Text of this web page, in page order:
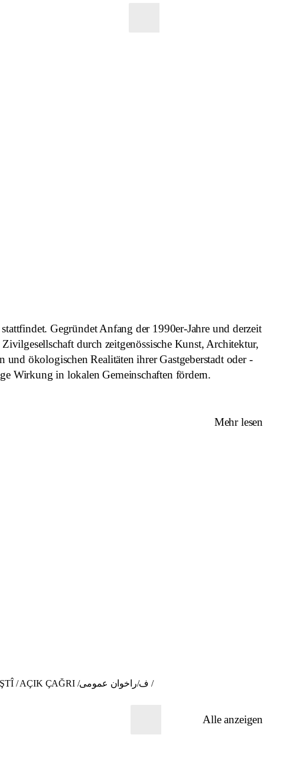
Gegründet Anfang der 1990er-Jahre und derzeit
durch zeitgenössische Kunst, Architektur,
ökologischen Realitäten ihrer Gastgeberstadt oder -
Wirkung in lokalen Gemeinschaften fördern.
Mehr lesen
Teilnehmende gesucht! Der Stoff aus dem die Nachbarschaft besteht - „Näh-Aktionen“/ BANGA GIŞTÎ / AÇIK ÇAĞRI /ف/راخوان عمومی /
Alle anzeigen